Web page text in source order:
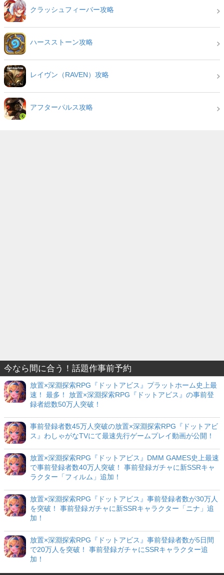
クラッシュフィーバー攻略
ハースストーン攻略
レイヴン（RAVEN）攻略
アフターパルス攻略
今なら間に合う！話題作事前予約
放置×深淵探索RPG『ドットアビス』プラットホーム史上最
速！ 最多！ 放置×深淵探索RPG『ドットアビス』の事前登
録者総数50万人突破！
事前登録者数45万人突破の放置×深淵探索RPG『ドットアビ
ス』わしゃがなTVにて最速先行ゲームプレイ動画が公開！
放置×深淵探索RPG『ドットアビス』DMM GAMES史上最速
で事前登録者数40万人突破！ 事前登録ガチャに新SSRキャ
ラクター「フィルム」追加！
放置×深淵探索RPG『ドットアビス』事前登録者数が30万人
を突破！ 事前登録ガチャに新SSRキャラクター「ニナ」追
加！
放置×深淵探索RPG『ドットアビス』事前登録者数が5日間
で20万人を突破！ 事前登録ガチャにSSRキャラクター追
加！